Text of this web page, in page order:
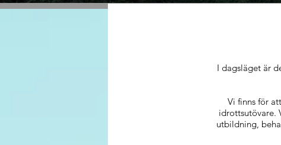
I dagsläget är
Vi finns för
idrottsutövare.
utbildning,